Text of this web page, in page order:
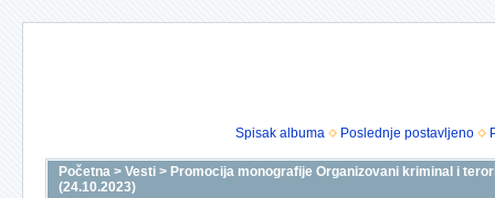
Spisak albuma Poslednje postavljeno
Početna > Vesti > Promocija monografije Organizovani kriminal i
(24.10.2023)